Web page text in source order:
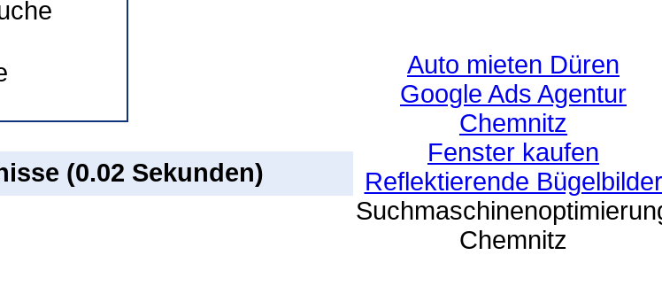
(0.02 Sekunden)
Auto mieten Düren
Google Ads Agentur
Chemnitz
Fenster kaufen
Reflektierende Bügelbilder
Chemnitz